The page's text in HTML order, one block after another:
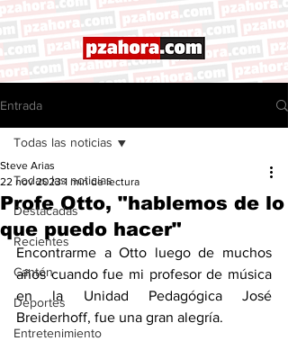
Entrada
Todas las noticias
Destacadas
Recientes
Cantón
Deportes
Entretenimiento
Todas las noticias
Profe Otto, "hablemos de lo
que puedo hacer"
Steve Arias
22 nov 2023 1 min de lectura
Encontrarme a Otto luego de muchos
años cuando fue mi profesor de música
en la Unidad Pedagógica José
Breiderhoff, fue una gran alegría.